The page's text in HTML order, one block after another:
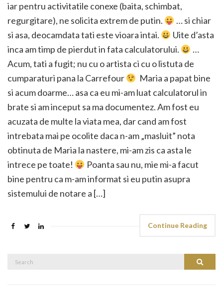
iar pentru activitatile conexe (baita, schimbat,
regurgitare), ne solicita extrem de putin.
… si chiar
si asa, deocamdata tati este vioara intai.
Uite d’asta
inca am timp de pierdut in fata calculatorului.
…
Acum, tati a fugit; nu cu o artista ci cu o listuta de
cumparaturi pana la Carrefour
Maria a papat bine
si acum doarme… asa ca eu mi-am luat calculatorul in
brate si am inceput sa ma documentez. Am fost eu
acuzata de multe la viata mea, dar cand am fost
intrebata mai pe ocolite daca n-am „masluit” nota
obtinuta de Maria la nastere, mi-am zis ca asta le
intrece pe toate!
Poanta sau nu, mie mi-a facut
bine pentru ca m-am informat si eu putin asupra
sistemului de notare a […]
Continue Reading
Search